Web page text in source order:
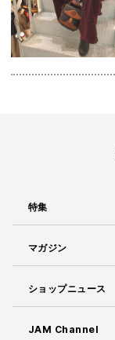
特集
マガジン
ショップニュース
JAM Channel